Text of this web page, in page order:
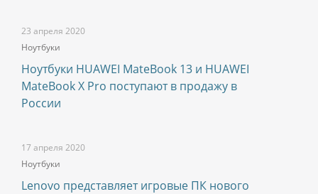
23 апреля 2020
Ноутбуки
Ноутбуки HUAWEI MateBook 13 и HUAWEI
MateBook X Pro поступают в продажу в
России
17 апреля 2020
Ноутбуки
Lenovo представляет игровые ПК нового